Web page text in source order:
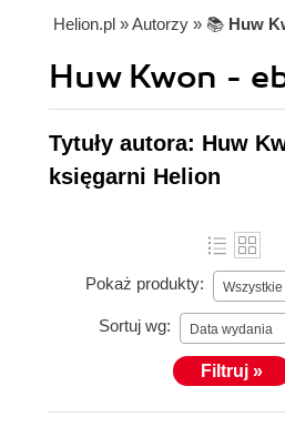
Helion.pl » Autorzy » 📚 Huw
Huw Kwon -
Tytuły autora: Huw
księgarni Helion
Pokaż produkty: Wszystkie
Sortuj wg: Data wydania
Filtruj »